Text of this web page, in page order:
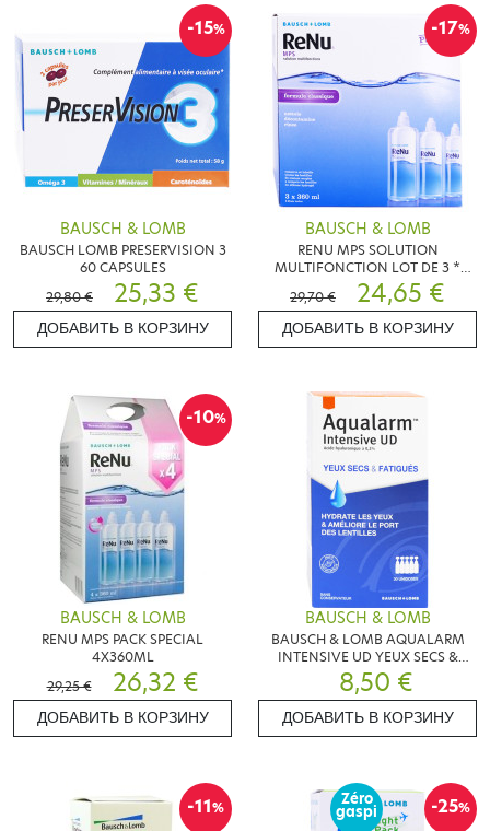
-15%
BAUSCH & LOMB
BAUSCH LOMB PRESERVISION 3
60 CAPSULES
29,80 €
25,33 €
ДОБАВИТЬ В КОРЗИНУ
-17%
BAUSCH & LOMB
RENU MPS SOLUTION
MULTIFONCTION LOT DE 3 *
360ML
29,70 € 24,65 €
ДОБАВИТЬ В КОРЗИНУ
-10%
BAUSCH & LOMB
RENU MPS PACK SPECIAL
4X360ML
29,25 €
26,32 €
ДОБАВИТЬ В КОРЗИНУ
BAUSCH & LOMB
BAUSCH & LOMB AQUALARM
INTENSIVE UD YEUX SECS &
FATIGUES 30 UNIDOSES
8,50 €
ДОБАВИТЬ В КОРЗИНУ
-11% -25%
Zéro
gaspi